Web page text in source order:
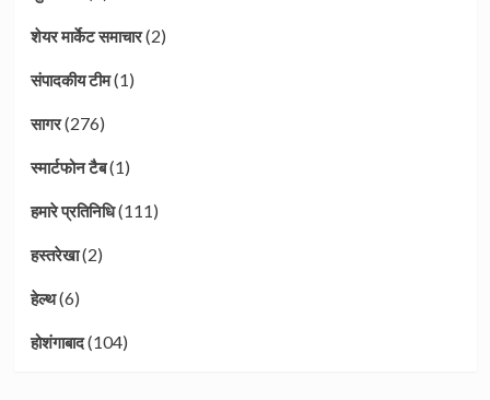
शेयर मार्केट समाचार(2)
संपादकीय टीम(1)
सागर(276)
स्मार्टफोन टैब(1)
हमारे प्रतिनिधि(111)
हस्तरेखा(2)
हेल्थ(6)
होशंगाबाद(104)